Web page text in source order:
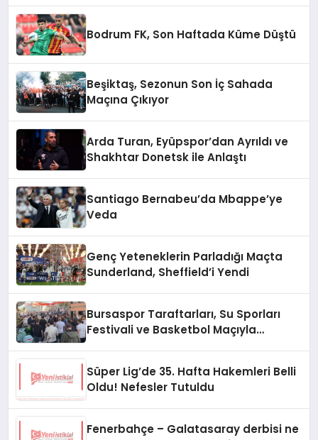
Bodrum FK, Son Haftada Küme Düştü
Beşiktaş, Sezonun Son İç Sahada
Maçına Çıkıyor
Arda Turan, Eyüpspor’dan Ayrıldı ve
Shakhtar Donetsk ile Anlaştı
Santiago Bernabeu’da Mbappe’ye
Veda
Genç Yeteneklerin Parladığı Maçta
Sunderland, Sheffield’i Yendi
Bursaspor Taraftarları, Su Sporları
Festivali ve Basketbol Maçıyla
Süper Lig’de 35. Hafta Hakemleri Belli
Oldu! Nefesler Tutuldu
Fenerbahçe – Galatasaray derbisi ne